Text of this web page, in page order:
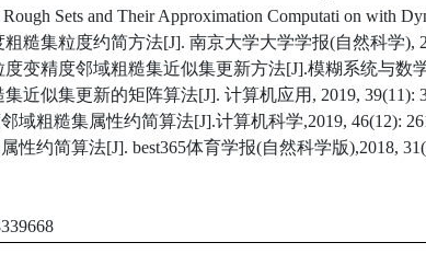
Sets and Their Approximation Computati on with
糙集粒度约简方法[J]. 南京大学大学学报(自然科学),
变精度邻域粗糙集近似集更新方法[J].模糊系统与数学
近似集更新的矩阵算法[J]. 计算机应用, 2019, 39(11):
粗糙集属性约简算法[J].计算机科学,2019, 46(12):
约简算法[J]. best365体育学报(自然科学版),2018,